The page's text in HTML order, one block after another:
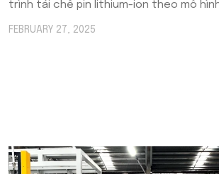
trình tái chế pin lithium-ion theo mô
FEBRUARY 27, 2025